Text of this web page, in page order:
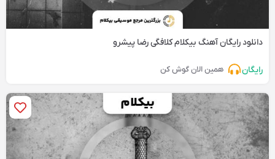
دانلود رایگان آهنگ‌ بیکلام کلافگی رضا پیشرو
رایگان همین الان گوش کن